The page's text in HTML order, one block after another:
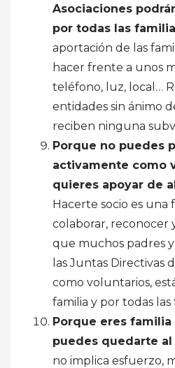
Asociaciones
por todas las
aportación de las
hacer frente a unos
teléfono, luz, local…
entidades sin ánimo
reciben ninguna
Porque no puedes
activamente como
quieres apoyar de
Hacerte socio es
colaborar, reconocer
que muchos padres
las Juntas Directivas
como voluntarios,
familia y por todas las
Porque eres
puedes quedarte al
no implica esfuerzo,